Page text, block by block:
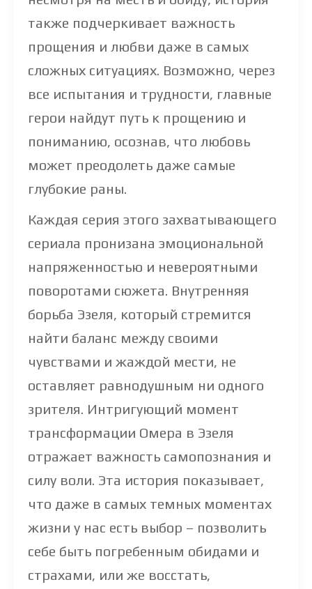
также подчеркивает важность
прощения и любви даже в самых
сложных ситуациях. Возможно, через
все испытания и трудности, главные
герои найдут путь к прощению и
пониманию, осознав, что любовь
может преодолеть даже самые
глубокие раны.
Каждая серия этого захватывающего
сериала пронизана эмоциональной
напряженностью и невероятными
поворотами сюжета. Внутренняя
борьба Эзеля, который стремится
найти баланс между своими
чувствами и жаждой мести, не
оставляет равнодушным ни одного
зрителя. Интригующий момент
трансформации Омера в Эзеля
отражает важность самопознания и
силу воли. Эта история показывает,
что даже в самых темных моментах
жизни у нас есть выбор – позволить
себе быть погребенным обидами и
страхами, или же восстать,